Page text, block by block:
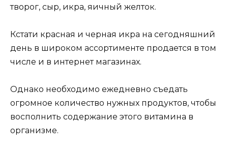
творог, сыр, икра, яичный желток.
Кстати красная и черная икра на сегодняшний
день в широком ассортименте продается в том
числе и в интернет магазинах.
Однако необходимо ежедневно съедать
огромное количество нужных продуктов, чтобы
восполнить содержание этого витамина в
организме.